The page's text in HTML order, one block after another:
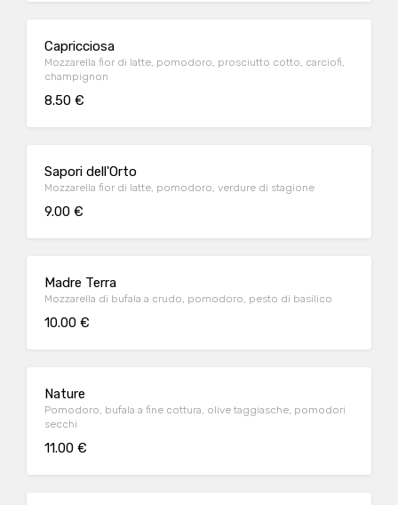
Capricciosa
Mozzarella fior di latte, pomodoro, prosciutto cotto, carciofi,
champignon
8.50 €
Sapori dell'Orto
Mozzarella fior di latte, pomodoro, verdure di stagione
9.00 €
Madre Terra
Mozzarella di bufala a crudo, pomodoro, pesto di basilico
10.00 €
Nature
Pomodoro, bufala a fine cottura, olive taggiasche, pomodori
secchi
11.00 €